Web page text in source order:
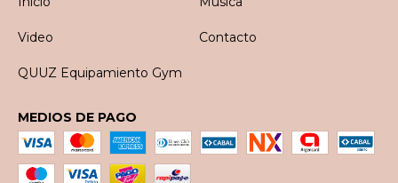
Video Contacto
QUUZ Equipamiento Gym
MEDIOS DE PAGO